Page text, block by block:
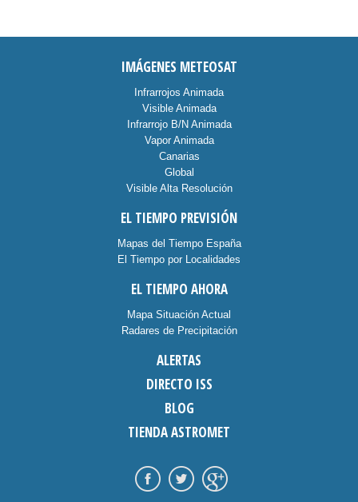
IMÁGENES METEOSAT
Infrarrojos Animada
Visible Animada
Infrarrojo B/N Animada
Vapor Animada
Canarias
Global
Visible Alta Resolución
EL TIEMPO PREVISIÓN
Mapas del Tiempo España
El Tiempo por Localidades
EL TIEMPO AHORA
Mapa Situación Actual
Radares de Precipitación
ALERTAS
DIRECTO ISS
BLOG
TIENDA ASTROMET